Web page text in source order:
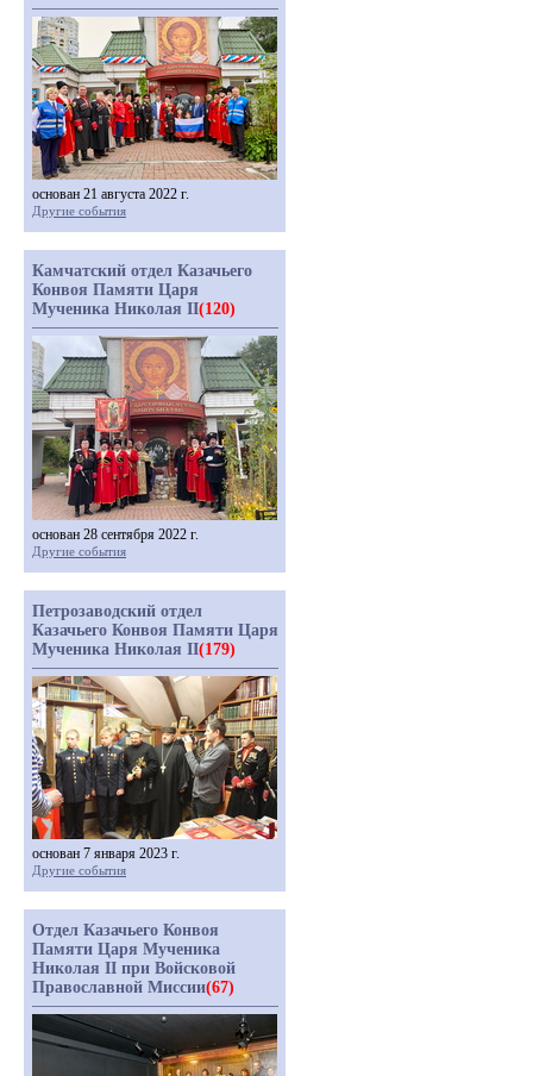
основан 21 августа 2022 г.
Другие события
Камчатский отдел Казачьего
Конвоя Памяти Царя
Мученика Николая II(120)
основан 28 сентября 2022 г.
Другие события
Петрозаводский отдел
Казачьего Конвоя Памяти Царя
Мученика Николая II(179)
основан 7 января 2023 г.
Другие события
Отдел Казачьего Конвоя
Памяти Царя Мученика
Николая II при Войсковой
Православной Миссии(67)